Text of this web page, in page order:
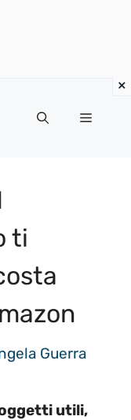
Menu
ti
Guerra
utili,